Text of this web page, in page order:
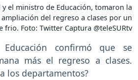
y el ministro de Educación, tomaron la
del regreso a clases por un
frio. Foto: Twitter Captura @teleSURtv
confirmó que se
más el regreso a clases.
los departamentos?